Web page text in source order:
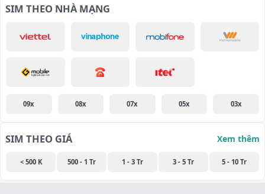
SIM THEO NHÀ MẠNG
09x 08x 07x 05x 03x
SIM THEO GIÁ Xem thêm
< 500 K 500 - 1 Tr 1 - 3 Tr 3 - 5 Tr 5 - 10 Tr